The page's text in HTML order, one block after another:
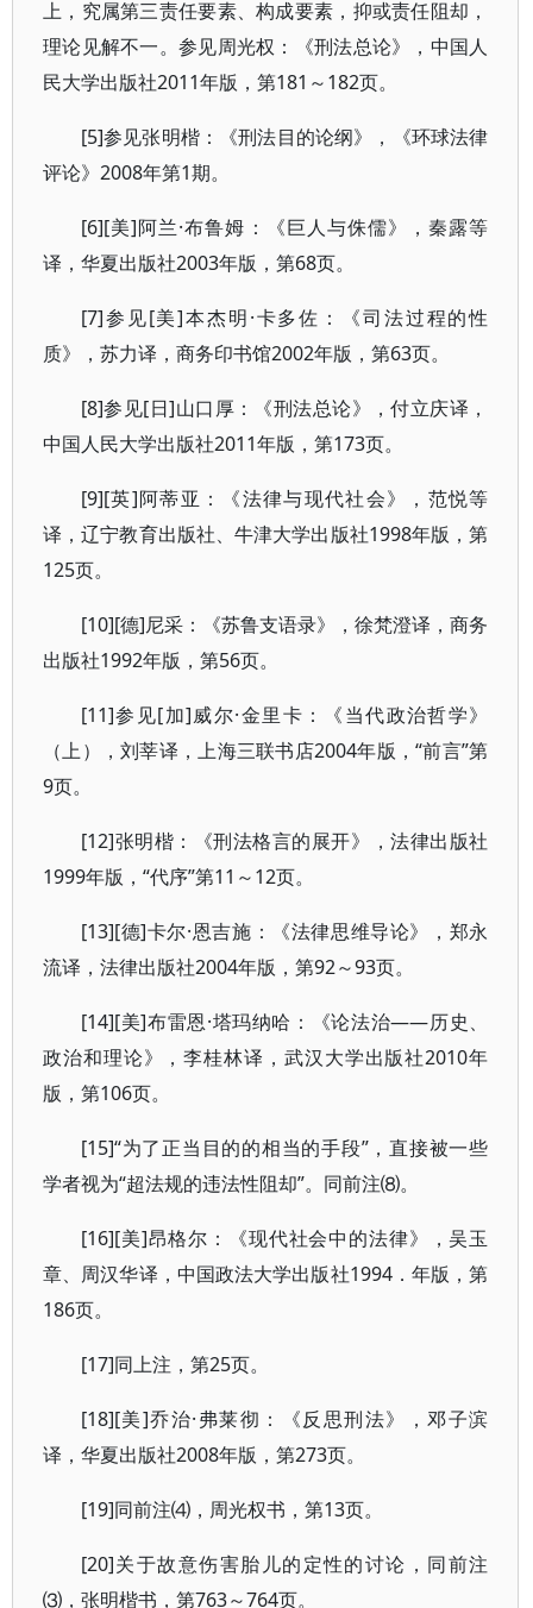
上，究属第三责任要素、构成要素，抑或责任阻却，
理论见解不一。参见周光权：《刑法总论》，中国人
民大学出版社2011年版，第181～182页。
[5]参见张明楷：《刑法目的论纲》，《环球法律
评论》2008年第1期。
[6][美]阿兰·布鲁姆：《巨人与侏儒》，秦露等
译，华夏出版社2003年版，第68页。
[7]参见[美]本杰明·卡多佐：《司法过程的性
质》，苏力译，商务印书馆2002年版，第63页。
[8]参见[日]山口厚：《刑法总论》，付立庆译，
中国人民大学出版社2011年版，第173页。
[9][英]阿蒂亚：《法律与现代社会》，范悦等
译，辽宁教育出版社、牛津大学出版社1998年版，第
125页。
[10][德]尼采：《苏鲁支语录》，徐梵澄译，商务
出版社1992年版，第56页。
[11]参见[加]威尔·金里卡：《当代政治哲学》
（上），刘莘译，上海三联书店2004年版，“前言”第
9页。
[12]张明楷：《刑法格言的展开》，法律出版社
1999年版，“代序”第11～12页。
[13][德]卡尔·恩吉施：《法律思维导论》，郑永
流译，法律出版社2004年版，第92～93页。
[14][美]布雷恩·塔玛纳哈：《论法治——历史、
政治和理论》，李桂林译，武汉大学出版社2010年
版，第106页。
[15]“为了正当目的的相当的手段”，直接被一些
学者视为“超法规的违法性阻却”。同前注⑻。
[16][美]昂格尔：《现代社会中的法律》，吴玉
章、周汉华译，中国政法大学出版社1994．年版，第
186页。
[17]同上注，第25页。
[18][美]乔治·弗莱彻：《反思刑法》，邓子滨
译，华夏出版社2008年版，第273页。
[19]同前注⑷，周光权书，第13页。
[20]关于故意伤害胎儿的定性的讨论，同前注
⑶，张明楷书，第763～764页。